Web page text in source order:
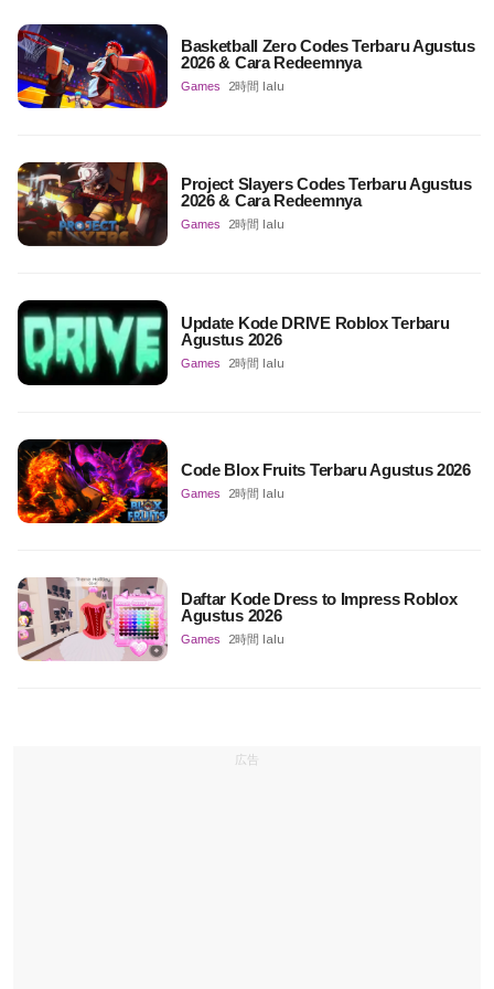
Basketball Zero Codes Terbaru Agustus
2026 & Cara Redeemnya
Games 2時間 lalu
Project Slayers Codes Terbaru Agustus
2026 & Cara Redeemnya
Games 2時間 lalu
Update Kode DRIVE Roblox Terbaru
Agustus 2026
Games 2時間 lalu
Code Blox Fruits Terbaru Agustus 2026
Games 2時間 lalu
Daftar Kode Dress to Impress Roblox
Agustus 2026
Games 2時間 lalu
広告